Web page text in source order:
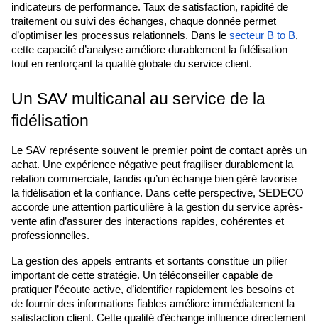
indicateurs de performance. Taux de satisfaction, rapidité de
traitement ou suivi des échanges, chaque donnée permet
d’optimiser les processus relationnels. Dans le secteur B to B,
cette capacité d’analyse améliore durablement la fidélisation
tout en renforçant la qualité globale du service client.
Un SAV multicanal au service de la
fidélisation
Le SAV représente souvent le premier point de contact après un
achat. Une expérience négative peut fragiliser durablement la
relation commerciale, tandis qu’un échange bien géré favorise
la fidélisation et la confiance. Dans cette perspective, SEDECO
accorde une attention particulière à la gestion du service après-
vente afin d’assurer des interactions rapides, cohérentes et
professionnelles.
La gestion des appels entrants et sortants constitue un pilier
important de cette stratégie. Un téléconseiller capable de
pratiquer l’écoute active, d’identifier rapidement les besoins et
de fournir des informations fiables améliore immédiatement la
satisfaction client. Cette qualité d’échange influence directement